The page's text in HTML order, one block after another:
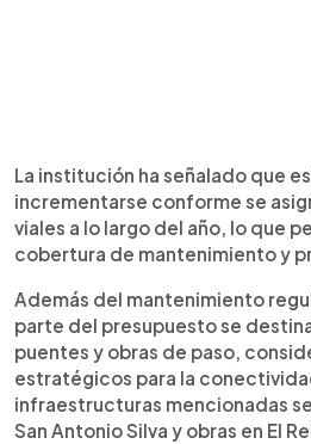
La institución ha señalado que
incrementarse conforme se
viales a lo largo del año, lo que
cobertura de mantenimiento y
Además del mantenimiento
parte del presupuesto se
puentes y obras de paso,
estratégicos para la
infraestructuras mencionadas
San Antonio Silva y obras en El